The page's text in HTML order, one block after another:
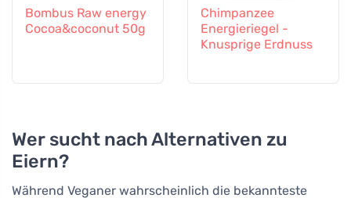
Bombus Raw energy
Cocoa&coconut 50g
Chimpanzee
Energieriegel -
Knusprige Erdnuss
Wer sucht nach Alternativen zu
Eiern?
Während Veganer wahrscheinlich die bekannteste